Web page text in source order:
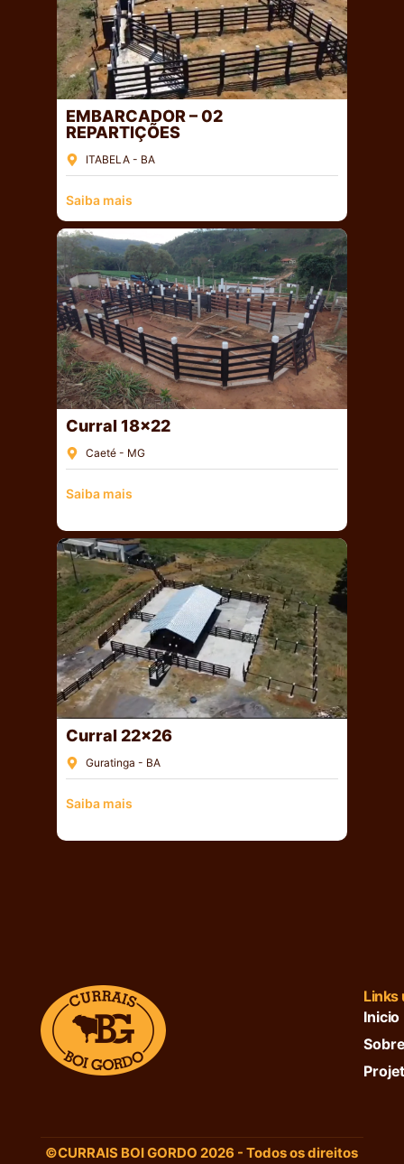
EMBARCADOR – 02
REPARTIÇÕES
ITABELA - BA
Saiba mais
Curral 18×22
Caeté - MG
Saiba mais
Curral 22×26
Guratinga - BA
Saiba mais
Links
Inicio
©CURRAIS BOI GORDO 2026 - Todos os direitos